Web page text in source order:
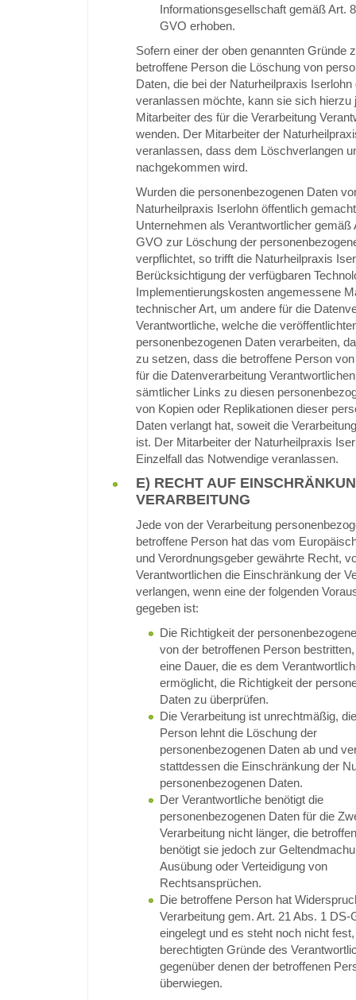
Informationsgesellschaft gemäß Art.
GVO erhoben.
Sofern einer der oben genannten Gründe
betroffene Person die Löschung von
Daten, die bei der Naturheilpraxis
veranlassen möchte, kann sie sich hierzu
Mitarbeiter des für die Verarbeitung
wenden. Der Mitarbeiter der
veranlassen, dass dem Löschverlangen
nachgekommen wird.
Wurden die personenbezogenen Daten
Naturheilpraxis Iserlohn öffentlich
Unternehmen als Verantwortlicher gemäß
GVO zur Löschung der
verpflichtet, so trifft die Naturheilpraxis
Berücksichtigung der verfügbaren
Implementierungskosten angemessene
technischer Art, um andere für die
Verantwortliche, welche die
personenbezogenen Daten verarbeiten,
zu setzen, dass die betroffene Person
für die Datenverarbeitung
sämtlicher Links zu diesen
von Kopien oder Replikationen dieser
Daten verlangt hat, soweit die
ist. Der Mitarbeiter der Naturheilpraxis
Einzelfall das Notwendige veranlassen.
E) RECHT AUF
VERARBEITUNG
Jede von der Verarbeitung
betroffene Person hat das vom
und Verordnungsgeber gewährte Recht,
Verantwortlichen die Einschränkung der
verlangen, wenn eine der folgenden
gegeben ist:
Die Richtigkeit der
von der betroffenen Person
eine Dauer, die es dem
ermöglicht, die Richtigkeit der
Daten zu überprüfen.
Die Verarbeitung ist unrechtmäßig,
Person lehnt die Löschung der
personenbezogenen Daten ab und
stattdessen die Einschränkung der
personenbezogenen Daten.
Der Verantwortliche benötigt die
personenbezogenen Daten für die
Verarbeitung nicht länger, die
benötigt sie jedoch zur
Ausübung oder Verteidigung von
Rechtsansprüchen.
Die betroffene Person hat
Verarbeitung gem. Art. 21 Abs. 1 DS-
eingelegt und es steht noch nicht
berechtigten Gründe des
gegenüber denen der betroffenen
überwiegen.